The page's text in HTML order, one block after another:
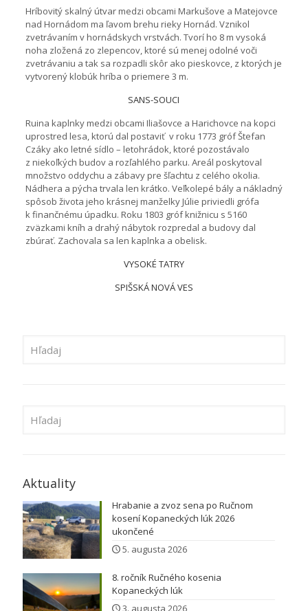
Hríbovitý skalný útvar medzi obcami Markušove a Matejovce
nad Hornádom ma ľavom brehu rieky Hornád. Vznikol
zvetrávaním v hornádskych vrstvách. Tvorí ho 8 m vysoká
noha zložená zo zlepencov, ktoré sú menej odolné voči
zvetrávaniu a tak sa rozpadli skôr ako pieskovce, z ktorých je
vytvorený klobúk hríba o priemere 3 m.
SANS-SOUCI
Ruina kaplnky medzi obcami Iliašovce a Harichovce na kopci
uprostred lesa, ktorú dal postaviť v roku 1773 gróf Štefan
Czáky ako letné sídlo – letohrádok, ktoré pozostávalo
z niekoľkých budov a rozľahlého parku. Areál poskytoval
množstvo oddychu a zábavy pre šľachtu z celého okolia.
Nádhera a pýcha trvala len krátko. Veľkolepé bály a nákladný
spôsob života jeho krásnej manželky Júlie priviedli grófa
k finančnému úpadku. Roku 1803 gróf knižnicu s 5160
zväzkami kníh a drahý nábytok rozpredal a budovy dal
zbúrať. Zachovala sa len kaplnka a obelisk.
VYSOKÉ TATRY
SPIŠSKÁ NOVÁ VES
Aktuality
Hrabanie a zvoz sena po Ručnom
kosení Kopaneckých lúk 2026
ukončené
5. augusta 2026
8. ročník Ručného kosenia
Kopaneckých lúk
3. augusta 2026